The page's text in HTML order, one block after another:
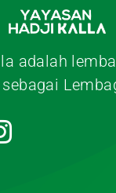
adalah